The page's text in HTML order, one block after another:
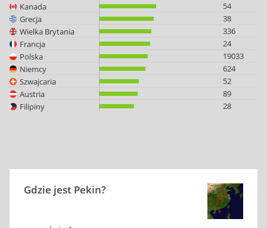
Kanada
54
Grecja
38
Wielka Brytania
336
Francja
24
Polska
19033
Niemcy
624
Szwajcaria
52
Austria
89
Filipiny
28
Gdzie jest Pekin?